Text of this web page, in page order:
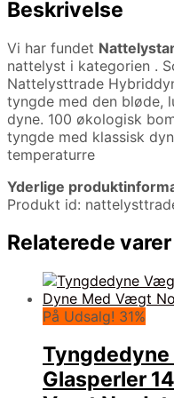
Beskrivelse
Vi har fundet
nattelyst i kategorien .
Nattelysttrade
tyngde med den bløde,
dyne. 100 økologisk
tyngde med klassisk
temperaturre
Yderlige
Produkt id:
Relaterede varer
På Udsalg! 31%
Glasperler